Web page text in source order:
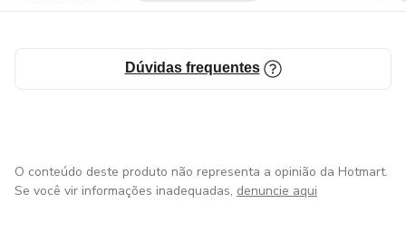
Dúvidas frequentes
O conteúdo deste produto não representa a opinião da Hotmart.
Se você vir informações inadequadas, denuncie aqui